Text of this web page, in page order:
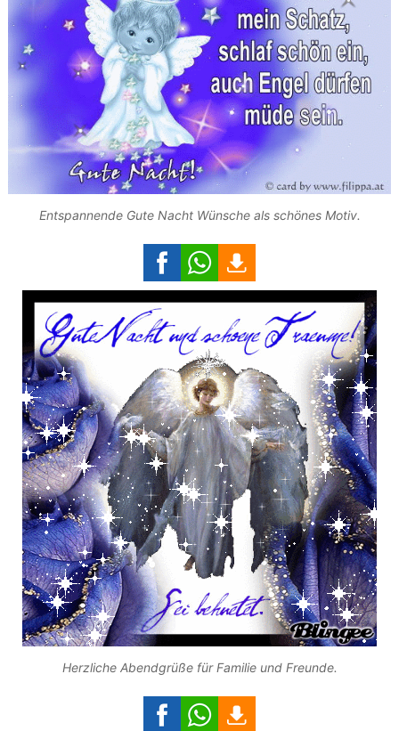
Entspannende Gute Nacht Wünsche als schönes Motiv.
Herzliche Abendgrüße für Familie und Freunde.